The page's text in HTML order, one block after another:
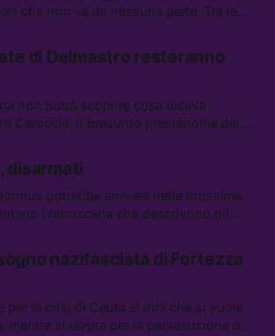
che non va da nessuna parte. Tra le
a mettere in sicurezza la coalizione, e
la religione degli agenti IA
di Delmastro resteranno
non potrà scoprire cosa diceva
Caroccia, il presunto prestanome del
il governo chiederà 36 miliardi di
energia, e Grokipedia è già stata
disarmati
potrebbe arrivare nelle prossime
i retroscena che descrivono gli
di Ceuta, il boom dei carburanti
anti data center sono stati arrestati
nazifascista di Fortezza
per la crisi di Ceuta si dirà che si vuole
mentre si lavora per la persecuzione dei